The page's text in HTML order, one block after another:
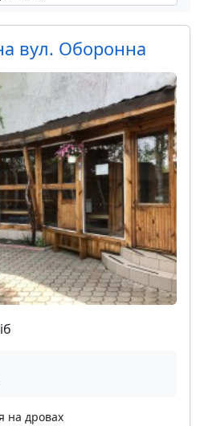
вул. Оборонна
на дровах